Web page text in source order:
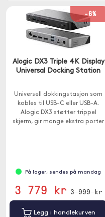
-6%
Alogic DX3 Triple 4K Display
Universal Docking Station
Universell dokkingstasjon som
kobles til USB-C eller USB-A.
Alogic DX3 støtter trippel
skjerm, gir mange ekstra porter
På lager, sendes på mandag
3 779 kr 3 999 kr
Legg i handlekurven